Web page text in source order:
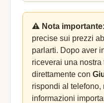
⚠️ Nota importante:
precise sui prezzi
parlarti. Dopo aver
riceverai una
direttamente con
rispondi al telefono,
informazioni